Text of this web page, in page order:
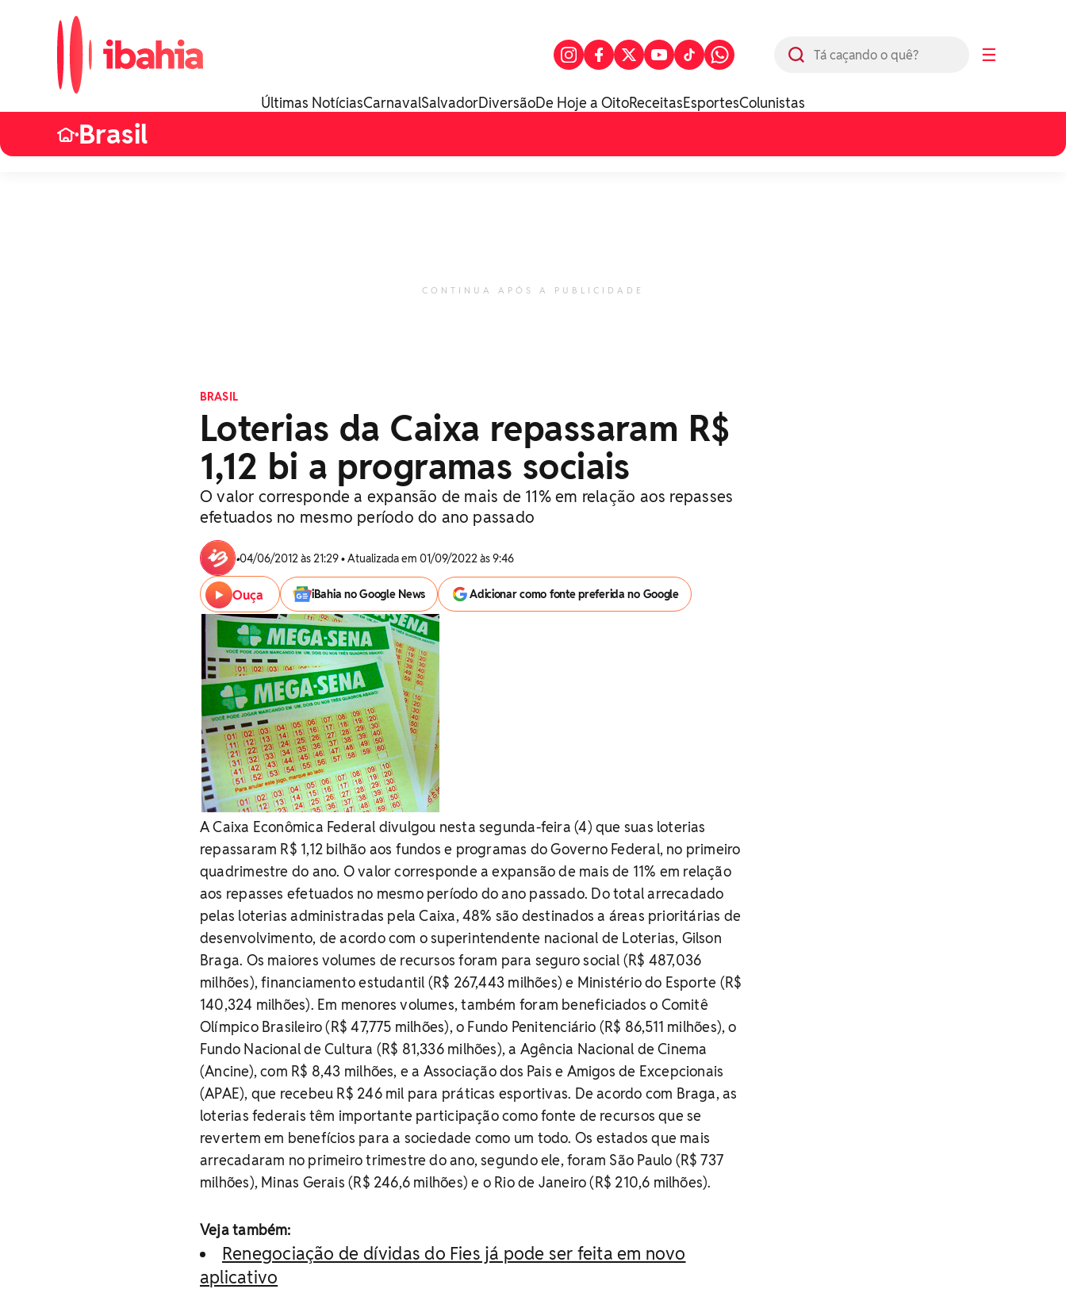
☰
Últimas NotíciasCarnavalSalvadorDiversãoDe Hoje a OitoReceitasEsportesColunistas
•Brasil
CONTINUA APÓS A PUBLICIDADE
BRASIL
Loterias da Caixa repassaram R$
1,12 bi a programas sociais
O valor corresponde a expansão de mais de 11% em relação aos repasses
efetuados no mesmo período do ano passado
•04/06/2012 às 21:29 • Atualizada em 01/09/2022 às 9:46
Ouça iBahia no Google News Adicionar como fonte preferida no Google
A Caixa Econômica Federal divulgou nesta segunda-feira (4) que suas loterias
repassaram R$ 1,12 bilhão aos fundos e programas do Governo Federal, no primeiro
quadrimestre do ano. O valor corresponde a expansão de mais de 11% em relação
aos repasses efetuados no mesmo período do ano passado. Do total arrecadado
pelas loterias administradas pela Caixa, 48% são destinados a áreas prioritárias de
desenvolvimento, de acordo com o superintendente nacional de Loterias, Gilson
Braga. Os maiores volumes de recursos foram para seguro social (R$ 487,036
milhões), financiamento estudantil (R$ 267,443 milhões) e Ministério do Esporte (R$
140,324 milhões). Em menores volumes, também foram beneficiados o Comitê
Olímpico Brasileiro (R$ 47,775 milhões), o Fundo Penitenciário (R$ 86,511 milhões), o
Fundo Nacional de Cultura (R$ 81,336 milhões), a Agência Nacional de Cinema
(Ancine), com R$ 8,43 milhões, e a Associação dos Pais e Amigos de Excepcionais
(APAE), que recebeu R$ 246 mil para práticas esportivas. De acordo com Braga, as
loterias federais têm importante participação como fonte de recursos que se
revertem em benefícios para a sociedade como um todo. Os estados que mais
arrecadaram no primeiro trimestre do ano, segundo ele, foram São Paulo (R$ 737
milhões), Minas Gerais (R$ 246,6 milhões) e o Rio de Janeiro (R$ 210,6 milhões).
Veja também:
Renegociação de dívidas do Fies já pode ser feita em novo
aplicativo